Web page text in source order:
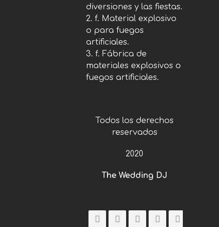
diversiones y las fiestas.
f. Material explosivo
o para fuegos
artificiales.
f. Fábrica de
materiales explosivos o
fuegos artificiales.
Todos los derechos
reservados
2020
The Wedding DJ